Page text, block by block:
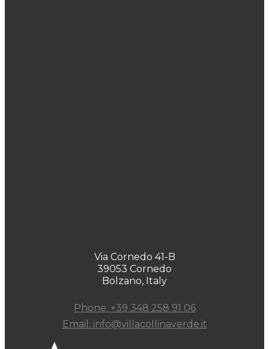
Via Cornedo 41-B
39053 Cornedo
Bolzano, Italy
Phone: +39 348 258 91 06
Email: info@villacollinaverde.it